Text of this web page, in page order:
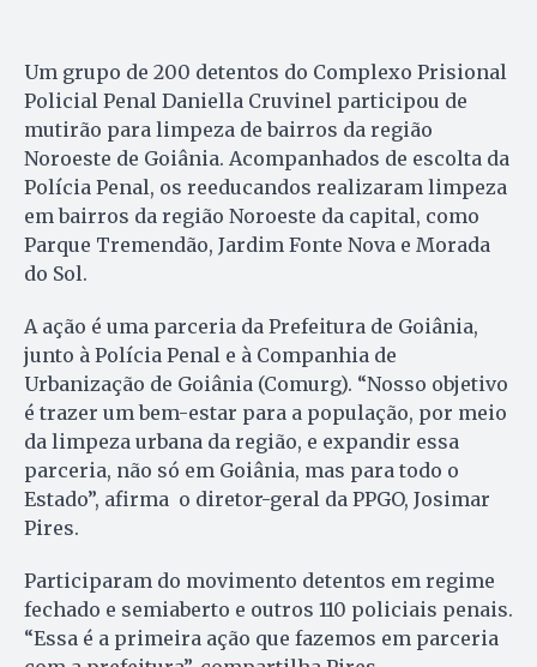
Um grupo de 200 detentos do Complexo Prisional
Policial Penal Daniella Cruvinel participou de
mutirão para limpeza de bairros da região
Noroeste de Goiânia. Acompanhados de escolta da
Polícia Penal, os reeducandos realizaram limpeza
em bairros da região Noroeste da capital, como
Parque Tremendão, Jardim Fonte Nova e Morada
do Sol.
A ação é uma parceria da Prefeitura de Goiânia,
junto à Polícia Penal e à Companhia de
Urbanização de Goiânia (Comurg). “Nosso objetivo
é trazer um bem-estar para a população, por meio
da limpeza urbana da região, e expandir essa
parceria, não só em Goiânia, mas para todo o
Estado”, afirma o diretor-geral da PPGO, Josimar
Pires.
Participaram do movimento detentos em regime
fechado e semiaberto e outros 110 policiais penais.
“Essa é a primeira ação que fazemos em parceria